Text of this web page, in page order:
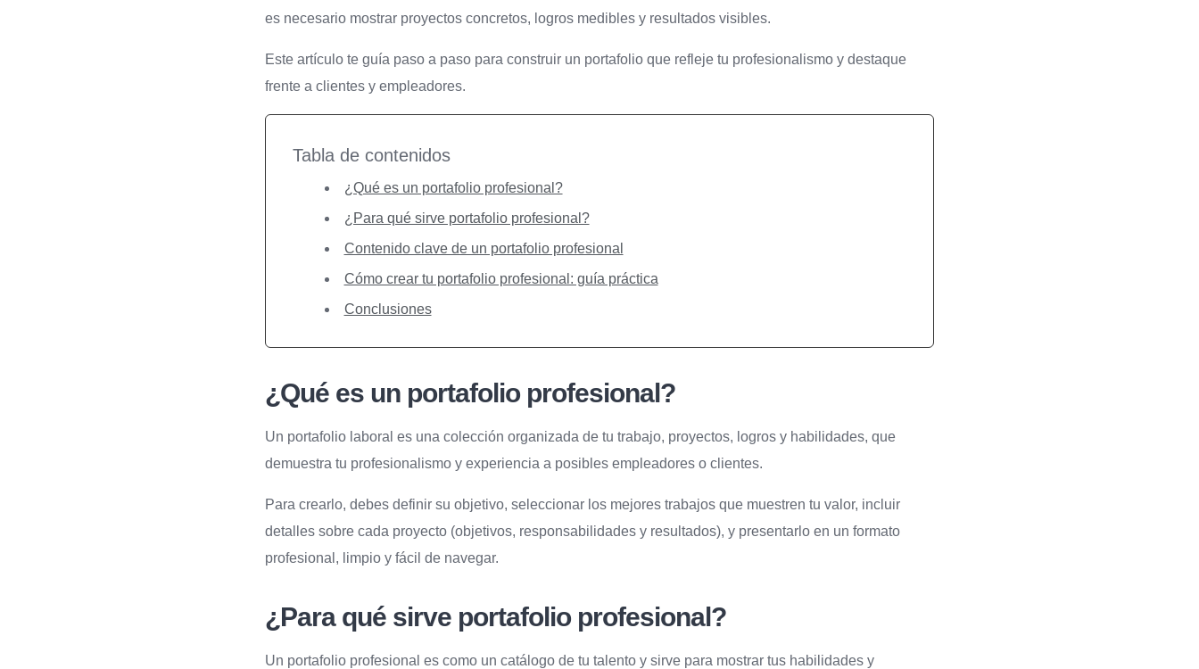
es necesario mostrar proyectos concretos, logros medibles y resultados visibles.
Este artículo te guía paso a paso para construir un portafolio que refleje tu profesionalismo y destaque
frente a clientes y empleadores.
Tabla de contenidos
¿Qué es un portafolio profesional?
¿Para qué sirve portafolio profesional?
Contenido clave de un portafolio profesional
Cómo crear tu portafolio profesional: guía práctica
Conclusiones
¿Qué es un portafolio profesional?
Un portafolio laboral es una colección organizada de tu trabajo, proyectos, logros y habilidades, que
demuestra tu profesionalismo y experiencia a posibles empleadores o clientes.
Para crearlo, debes definir su objetivo, seleccionar los mejores trabajos que muestren tu valor, incluir
detalles sobre cada proyecto (objetivos, responsabilidades y resultados), y presentarlo en un formato
profesional, limpio y fácil de navegar.
¿Para qué sirve portafolio profesional?
Un portafolio profesional es como un catálogo de tu talento y sirve para mostrar tus habilidades y